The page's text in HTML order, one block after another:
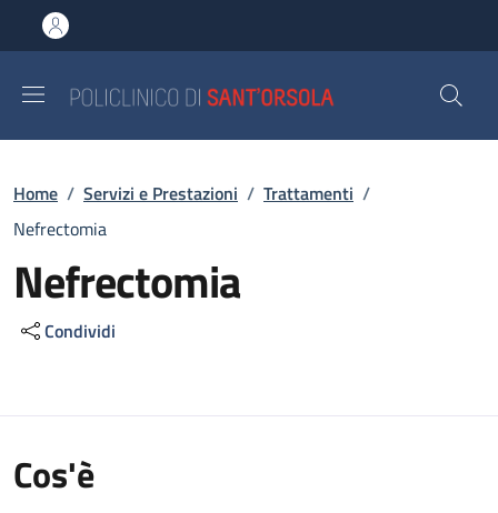
al contenuto principale
to footer content
Briciole di pane
Home / Servizi e Prestazioni / Trattamenti /
Nefrectomia
Nefrectomia
Condividi
Cos'è